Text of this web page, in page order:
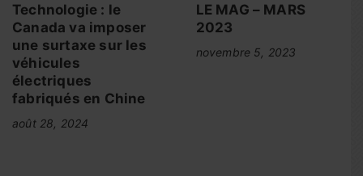
Technologie : le
Canada va imposer
une surtaxe sur les
véhicules
électriques
fabriqués en Chine
août 28, 2024
LE MAG – MARS
2023
novembre 5, 2023